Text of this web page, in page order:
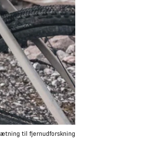
til fjernudforskning